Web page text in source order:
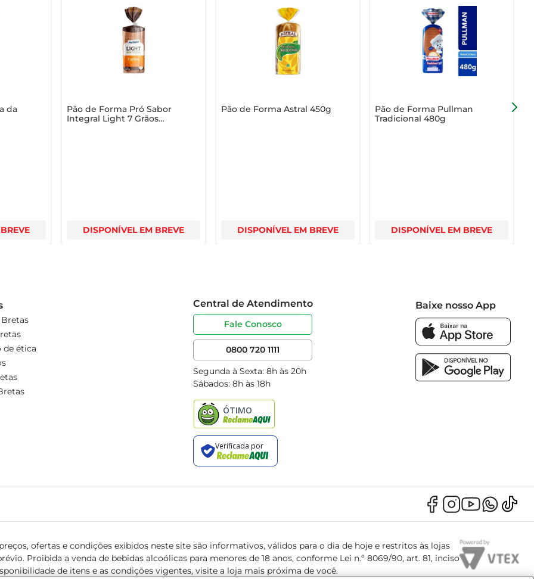
nutrição em cada refeição, tornando sua alimentação mais saudável e prazerosa.
da
Pão de Forma Pró Sabor
Integral Light 7 Grãos
DISPONÍVEL EM BREVE
Pão de Forma Astral 450g
DISPONÍVEL EM BREVE
Pão de Forma Pullman
Tradicional 480g
DISPONÍVEL EM BREVE
de ética
Central de Atendimento
Fale Conosco
0800 720 1111
Segunda à Sexta: 8h às 20h
Sábados: 8h às 18h
Baixe nosso App
ofertas e condições exibidos neste site são informativos, válidos para o dia de hoje e restritos às lojas
Proibida a venda de bebidas alcoólicas para menores de 18 anos, conforme Lei n.º 8069/90, art. 81, inciso
de itens e as condições vigentes, visite a loja mais próxima de você.